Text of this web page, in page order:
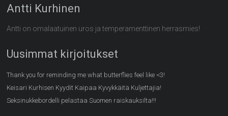
Antti Kurhinen
Antti on omalaatuinen uros ja temperamenttinen herrasmies!
Uusimmat kirjoitukset
Thank you for reminding me what butterflies feel like <3!
Keisari Kurhisen Kyydit Kaipaa Kyvykkäitä Kuljettajia!
Seksinukkebordelli pelastaa Suomen raiskauksilta!!!